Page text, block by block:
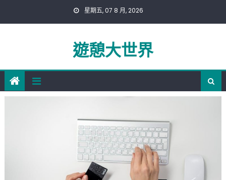
星期五, 07 8 月, 2026
遊憩大世界